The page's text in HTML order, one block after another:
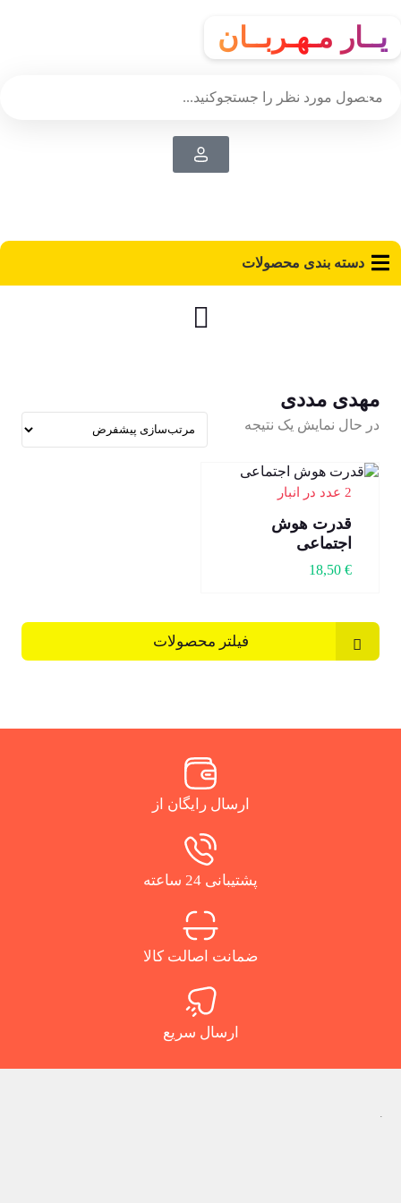
یــار مـهـربــان
دسته‌ بندی محصولات
مهدی مددی
در حال نمایش یک نتیجه
2 عدد در انبار
قدرت هوش
اجتماعی
18,50 €
فیلتر محصولات
ارسال رایگان از
پشتیبانی 24 ساعته
ضمانت اصالت کالا
ارسال سریع
.